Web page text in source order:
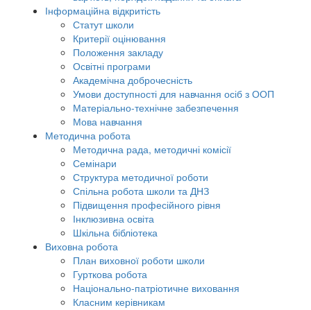
Інформаційна відкритість
Статут школи
Критерії оцінювання
Положення закладу
Освітні програми
Академічна доброчесність
Умови доступності для навчання осіб з ООП
Матеріально-технічне забезпечення
Мова навчання
Методична робота
Методична рада, методичні комісії
Семінари
Структура методичної роботи
Спільна робота школи та ДНЗ
Підвищення професійного рівня
Інклюзивна освіта
Шкільна бібліотека
Виховна робота
План виховної роботи школи
Гурткова робота
Національно-патріотичне виховання
Класним керівникам